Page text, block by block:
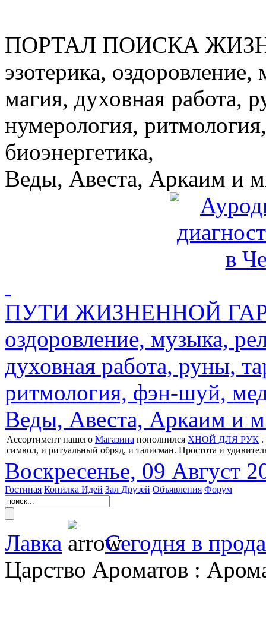
ПОРТАЛ ПОИСКА
эзотерика,
магия, духовная работа,
нумерология,
биоэнергетика,
Веды, Авеста, Аркаим и
ПУТИ ЖИЗНЕННОЙ
оздоровление, музыка,
духовная работа, руны,
ритмология, фэн-шуй,
Веды, Авеста, Аркаим и
Ассортимент нашего Магазина пополнился ХНОЙ ДЛЯ РУК .
символ, и ритуальный обряд, и талисман. Простота и
Воскресенье, 09 Август
Гостиная Копилка Идей Зал Друзей Объявления Форум
Лавка
Сегодня в
Царство Ароматов :